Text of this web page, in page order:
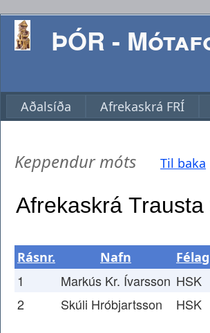
ÞÓR -
Aðalsíða Afrekaskrá FRÍ
Keppendur móts Til baka
Rásnr. Nafn Félag
1 Markús Kr. Ívarsson HSK
2
Skúli Hróbjartsson HSK